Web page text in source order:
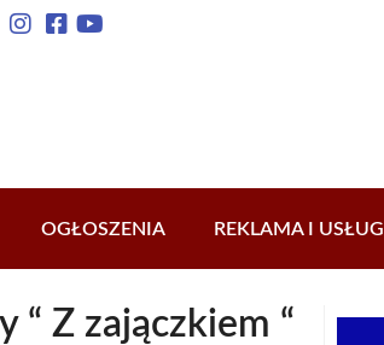
OGŁOSZENIA REKLAMA I USŁUGI
“ Z zajączkiem “